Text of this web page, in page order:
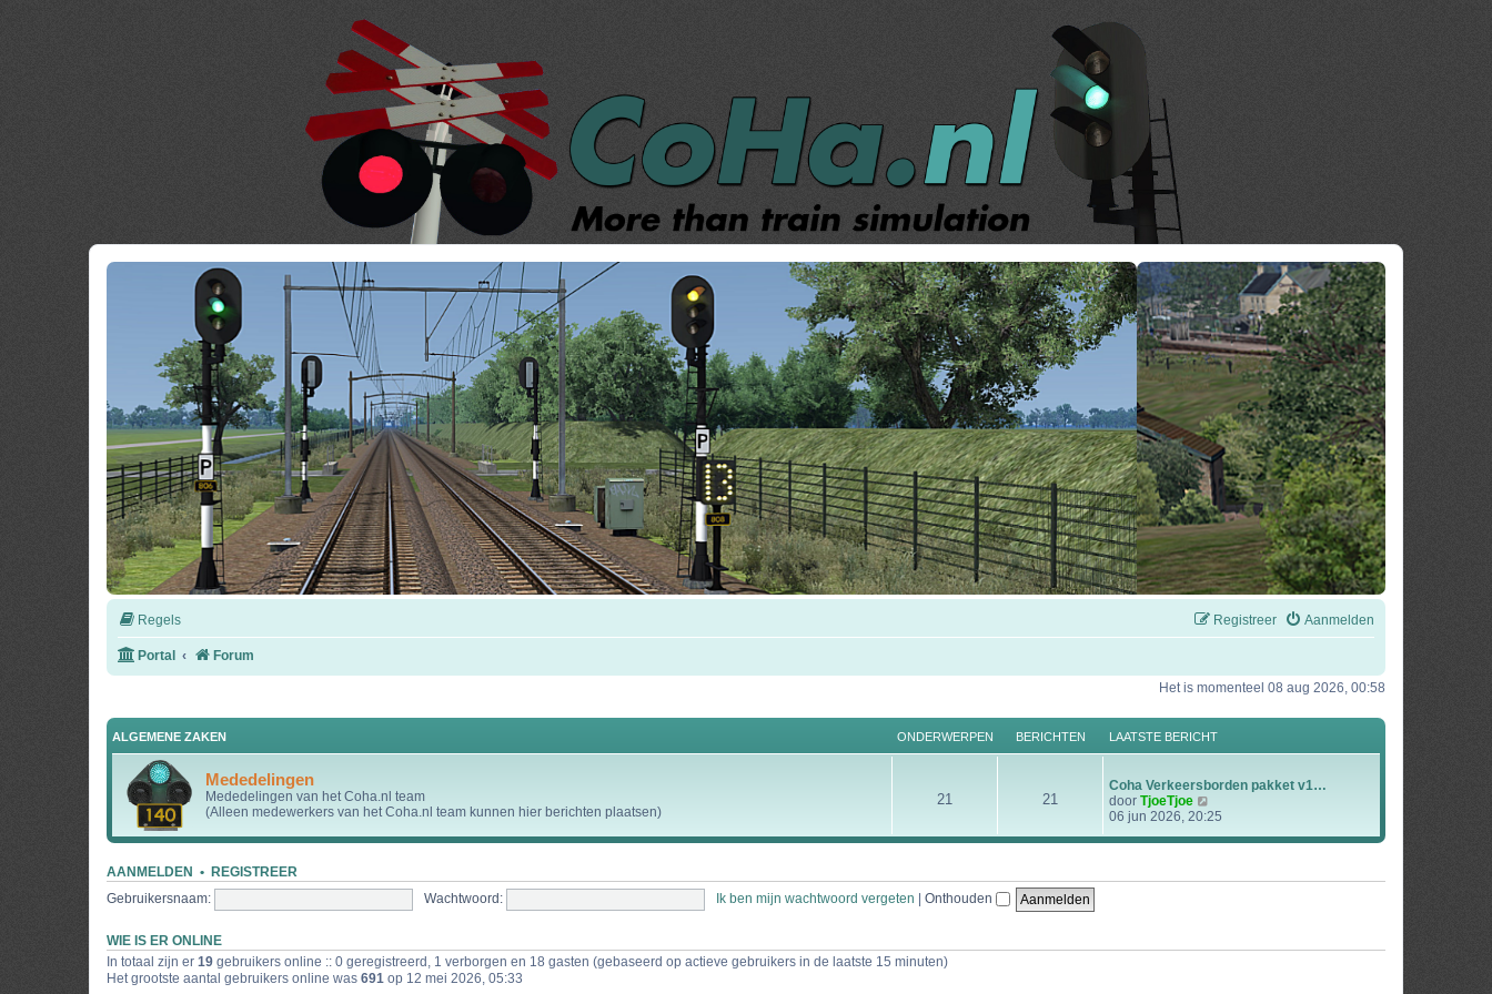
Regels Aanmelden
Registreer
Portal Forum
Het is momenteel 08 aug 2026, 00:58
ALGEMENE ZAKEN ONDERWERPEN BERICHTEN LAATSTE BERICHT
Mededelingen
Mededelingen van het Coha.nl team
(Alleen medewerkers van het Coha.nl team kunnen hier berichten plaatsen)
21 21
Coha Verkeersborden pakket v1…
door TjoeTjoe
e
i
s
06 jun 2026, 20:25
AANMELDEN • REGISTREER
Gebruikersnaam: Wachtwoord: Ik ben mijn wachtwoord vergeten | Onthouden
WIE IS ER ONLINE
In totaal zijn er 19 gebruikers online :: 0 geregistreerd, 1 verborgen en 18 gasten (gebaseerd op actieve gebruikers in de laatste 15 minuten)
Het grootste aantal gebruikers online was 691 op 12 mei 2026, 05:33